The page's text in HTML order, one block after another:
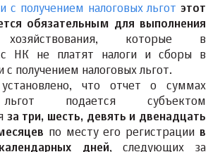
с получением налоговых льгот этот
обязательным для выполнения
хозяйствования, которые в
с НК не платят налоги и сборы в
получением налоговых льгот.
что отчет о суммах
подается субъектом
за три, шесть, девять и двенадцать
по месту его регистрации в
дней, следующих за